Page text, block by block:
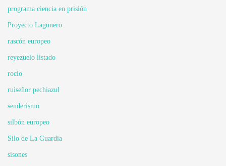
programa ciencia en prisión
Proyecto Lagunero
rascón europeo
reyezuelo listado
rocío
ruiseñor pechiazul
senderismo
silbón europeo
Silo de La Guardia
sisones